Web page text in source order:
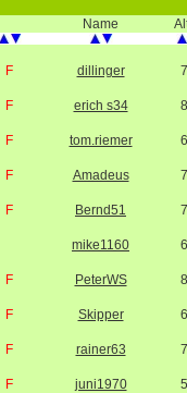
Name
F dillinger
F erich s34
F tom.riemer
F Amadeus
F Bernd51
mike1160
F PeterWS
F Skipper
F rainer63
F juni1970